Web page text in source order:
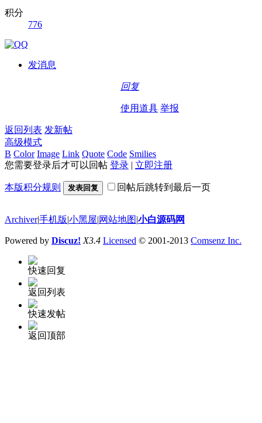
积分
776
发消息
回复
使用道具 举报
返回列表 发新帖
高级模式
B Color Image Link Quote Code Smilies
您需要登录后才可以回帖 登录 立即注册
本版积分规则 发表回复 回帖后跳转到最后一页
Archiver|手机版 小黑屋 网站地图 小白源码网
Powered by Discuz! X3.4 Licensed © 2001-2013 Comsenz Inc.
快速回复
返回列表
快速发帖
返回顶部